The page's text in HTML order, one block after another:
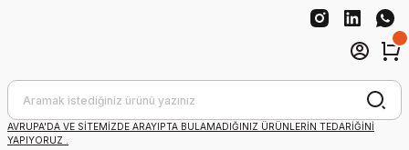
AVRUPA'DA VE SİTEMİZDE ARAYIPTA BULAMADIĞINIZ ÜRÜNLERİN TEDARİĞİNİ
YAPIYORUZ .